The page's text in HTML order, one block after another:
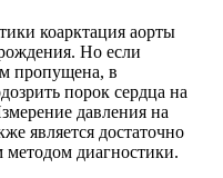
коарктация аорты
Но если
пропущена, в
порок сердца на
давления на
является достаточно
диагностики.